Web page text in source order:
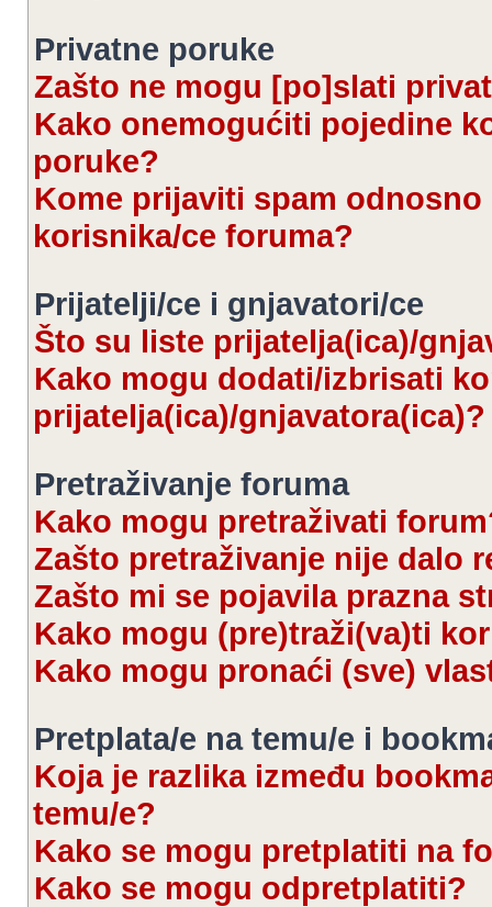
Privatne poruke
Zašto ne mogu [po]slati
Kako onemogućiti pojedine
poruke?
Kome prijaviti spam
korisnika/ce foruma?
Prijatelji/ce i gnjavatori/ce
Što su liste prijatelja(ica)/
Kako mogu dodati/izbrisati
prijatelja(ica)/gnjavatora(ica)?
Pretraživanje foruma
Kako mogu pretraživati
Zašto pretraživanje nije dalo
Zašto mi se pojavila prazna
Kako mogu (pre)traži(va)ti
Kako mogu pronaći (sve)
Pretplata/e na temu/e i
Koja je razlika između
temu/e?
Kako se mogu pretplatiti na
Kako se mogu odpretplatiti?